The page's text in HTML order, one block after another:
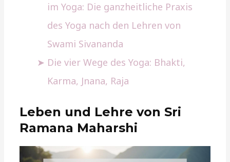
im Yoga: Die ganzheitliche Praxis
des Yoga nach den Lehren von
Swami Sivananda
Die vier Wege des Yoga: Bhakti,
Karma, Jnana, Raja
Leben und Lehre von Sri
Ramana Maharshi